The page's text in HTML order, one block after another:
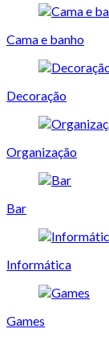
Cama e banho
Decoração
Organização
Bar
Informática
Games